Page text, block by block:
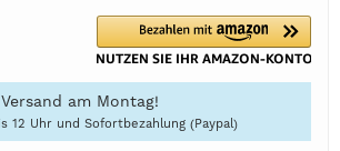
am Montag!
12 Uhr und Sofortbezahlung (Paypal)